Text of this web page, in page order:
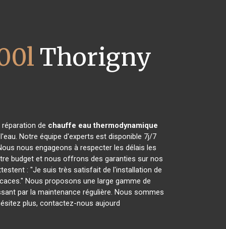
Thorigny
de chauffe eau thermodynamique
Notre équipe d'experts est disponible 7j/7
nous engageons à respecter les délais les
budget et nous offrons des garanties sur nos
: "Je suis très satisfait de l'installation de
Nous proposons une large gamme de
par la maintenance régulière. Nous sommes
plus, contactez-nous aujourd